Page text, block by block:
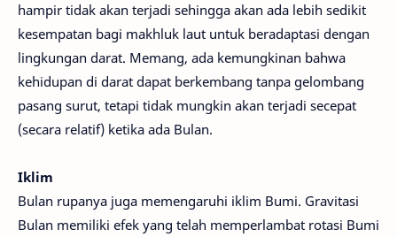
hampir tidak akan terjadi sehingga akan ada lebih sedikit
kesempatan bagi makhluk laut untuk beradaptasi dengan
lingkungan darat. Memang, ada kemungkinan bahwa
kehidupan di darat dapat berkembang tanpa gelombang
pasang surut, tetapi tidak mungkin akan terjadi secepat
(secara relatif) ketika ada Bulan.
Iklim
Bulan rupanya juga memengaruhi iklim Bumi. Gravitasi
Bulan memiliki efek yang telah memperlambat rotasi Bumi